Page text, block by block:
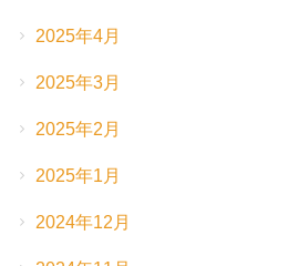
2025年4月
2025年3月
2025年2月
2025年1月
2024年12月